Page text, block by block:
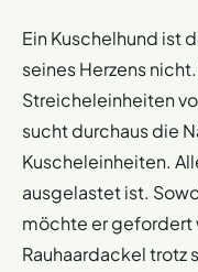
Ein Kuschelhund ist
seines Herzens
Streicheleinheiten
sucht durchaus die
Kuscheleinheiten.
ausgelastet ist.
möchte er gefordert
Rauhaardackel trotz